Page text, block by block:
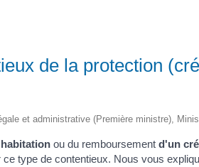
de la protection
et administrative (Première ministre),
ou du remboursement d'un
ce type de contentieux. Nous vous